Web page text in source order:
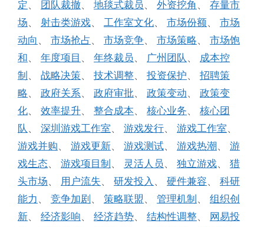
定 、 团队裁撤、 地毯式裁员 、 外资挖角 、 存量市
场、 射击类游戏、 工作室文化、 市场份额、 市场
动向 、 市场抢占 、 市场竞争、 市场策略、 市场饱
和、 年度项目 、 年终裁员 、 广州团队 、 成本控
制、 战略决策、 技术调整、 投资保护、 招聘策
略、 政府关系、 政府审批、 政策变动、 政策变
化、 效率提升、 整合成本、 核心业务、 核心团
队 、 深圳游戏工作室、 游戏发行、 游戏工作室、
游戏并购、 游戏更新、 游戏测试、 游戏热潮、 游
戏生态、 游戏项目制、 灵活人员 、 独立游戏、 猎
头市场、 用户流失、 研发投入 、 硬件兼容、 科研
能力 、 竞争加剧、 策略联盟 、 管理机制、 组织创
新、 经济影响、 经济趋势、 结构性调整、 网易投